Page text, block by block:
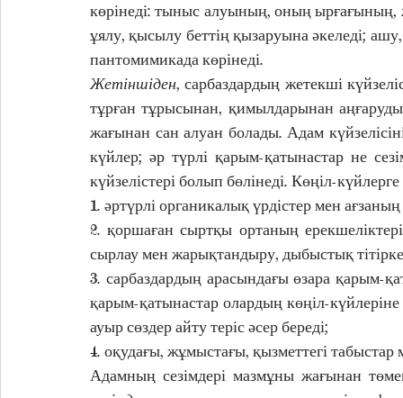
көрінеді: тыныс алуының, оның ырғағының,
ұялу, қысылу беттің қызаруына әкеледі;
пантомимикада көрінеді.
Жетіншіден, сарбаздардың жетекші
тұрған тұрысынан, қимылдарынан
жағынан сан алуан болады. Адам
күйлер; әр түрлі қарым-қатынастар не
күйзелістері болып бөлінеді. Көңіл-
1. әртүрлі органикалық үрдістер мен
2. қоршаған сыртқы ортаның
сырлау мен жарықтандыру, дыбыстық
3. сарбаздардың арасындағы өзара қарым-
қарым-қатынастар олардың көңіл-күйлеріне
ауыр сөздер айту теріс әсер береді;
4. оқудағы, жұмыстағы, қызметтегі табыстар
Адамның сезімдері мазмұны жағынан